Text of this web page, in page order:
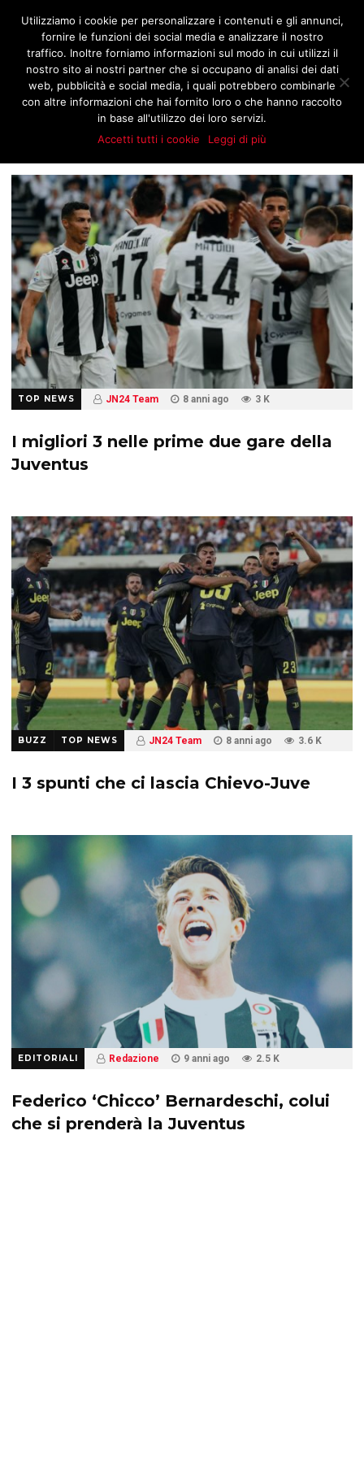
JNOTIZIE.COM
BROWSING TAG
BERNARDESCHI
TOP NEWS JN24 Team 8 anni ago 3 K
I migliori 3 nelle prime due gare della
Juventus
BUZZ TOP NEWS JN24 Team 8 anni ago 3.6 K
I 3 spunti che ci lascia Chievo-Juve
EDITORIALI Redazione 9 anni ago 2.5 K
Federico ‘Chicco’ Bernardeschi, colui
che si prenderà la Juventus
Utilizziamo i cookie per personalizzare i contenuti e gli annunci,
fornire le funzioni dei social media e analizzare il nostro
traffico. Inoltre forniamo informazioni sul modo in cui utilizzi il
nostro sito ai nostri partner che si occupano di analisi dei dati
web, pubblicità e social media, i quali potrebbero combinarle
con altre informazioni che hai fornito loro o che hanno raccolto
in base all'utilizzo dei loro servizi.
Accetti tutti i cookie
Leggi di più